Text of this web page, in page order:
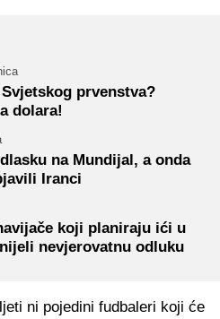
prvenstva?
dolara!
na Mundijal, a onda
Iranci
koji planiraju ići u
nevjerovatnu odluku
ni pojedini fudbaleri koji će